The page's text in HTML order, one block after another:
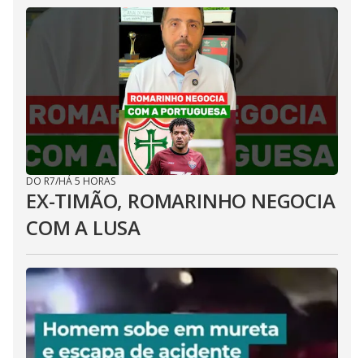
DO R7/HÁ 5 HORAS
EX-TIMÃO, ROMARINHO NEGOCIA
COM A LUSA